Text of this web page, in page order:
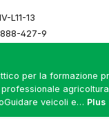
L11-13
427-9
per la formazione
agricoltura
veicoli e… Plus